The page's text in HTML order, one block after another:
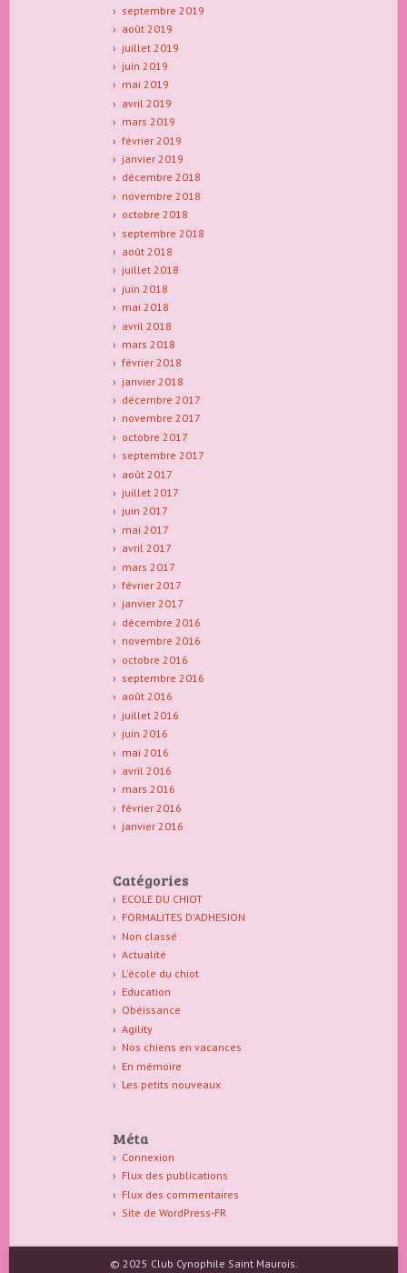
septembre 2019
août 2019
juillet 2019
juin 2019
mai 2019
avril 2019
mars 2019
février 2019
janvier 2019
décembre 2018
novembre 2018
octobre 2018
septembre 2018
août 2018
juillet 2018
juin 2018
mai 2018
avril 2018
mars 2018
février 2018
janvier 2018
décembre 2017
novembre 2017
octobre 2017
septembre 2017
août 2017
juillet 2017
juin 2017
mai 2017
avril 2017
mars 2017
février 2017
janvier 2017
décembre 2016
novembre 2016
octobre 2016
septembre 2016
août 2016
juillet 2016
juin 2016
mai 2016
avril 2016
mars 2016
février 2016
janvier 2016
Catégories
ECOLE DU CHIOT
FORMALITES D'ADHESION
Non classé
Actualité
L'école du chiot
Education
Obéissance
Agility
Nos chiens en vacances
En mémoire
Les petits nouveaux
Méta
Connexion
Flux des publications
Flux des commentaires
Site de WordPress-FR
© 2025 Club Cynophile Saint Maurois.